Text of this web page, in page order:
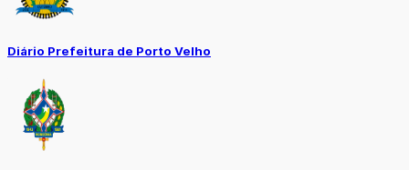
Diário Prefeitura de Porto Velho